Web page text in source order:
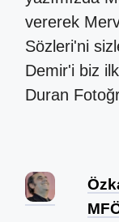
vererek
Sözleri'ni
Demir'i biz
Duran